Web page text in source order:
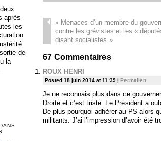
«Menaces d’un membre du
contre les grévistes et les «
disant socialistes »
67Commentaires
ROUX HENRI
Posted 18 juin 2014 at 11:39 | Permalien
Je ne reconnais plus dans ce
Droite et c’est triste. Le Président a
De plus pourquoi adhérer au PS alors
militants. J’ai l’impression d’avoir été
après
les
de
la